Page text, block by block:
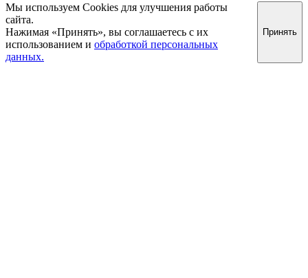
Мы используем Cookies для улучшения работы
сайта.
Нажимая «Принять», вы соглашаетесь с их
использованием и обработкой персональных
данных.
Принять